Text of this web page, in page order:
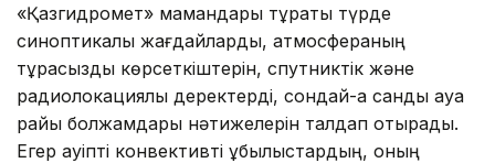
«Қазгидромет» мамандары тұрақты түрде
синоптикалық жағдайларды, атмосфераның
тұрақсыздық көрсеткіштерін, спутниктік және
радиолокациялық деректерді, сондай-ақ сандық ауа
райы болжамдары нәтижелерін талдап отырады.
Егер қауіпті конвективті құбылыстардың, оның